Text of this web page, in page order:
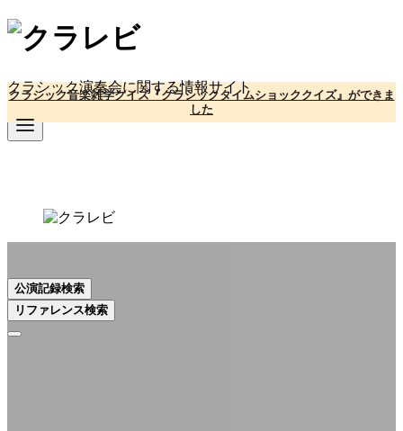
コ
ン
へ
クラシック演奏会に関する情報サイト
クラシック音楽雑学クイズ『クラシックタイムショッククイズ』ができま
した
公演記録検索
リファレンス検索